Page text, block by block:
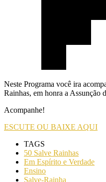
Neste Programa você ira
Rainhas, em honra a Assunção
Acompanhe!
ESCUTE OU BAIXE AQUI
TAGS
50 Salve Rainhas
Em Espírito e Verdade
Ensino
Salve-Rainha